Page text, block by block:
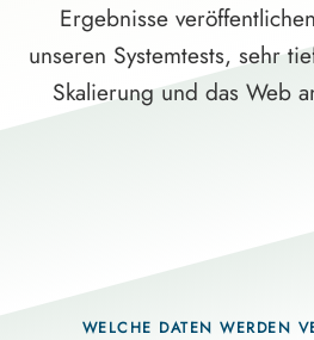
Ergebnisse
unseren Systemtests, sehr
Skalierung und das Web
WELCHE DATEN WERDEN